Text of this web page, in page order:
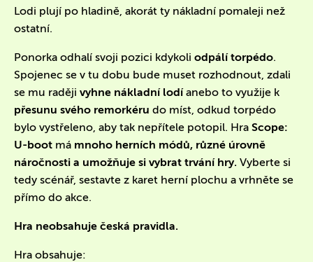
Lodi plují po hladině, akorát ty nákladní pomaleji než
ostatní.
Ponorka odhalí svoji pozici kdykoli odpálí torpédo.
Spojenec se v tu dobu bude muset rozhodnout, zdali
se mu raději vyhne nákladní lodíanebo to využije k
přesunu svého remorkéru do míst, odkud torpédo
bylo vystřeleno, aby tak nepřítele potopil. Hra Scope:
U-boot má mnoho herních módů, různé úrovně
náročnosti a umožňuje si vybrat trvání hry. Vyberte si
tedy scénář, sestavte z karet herní plochu a vrhněte se
přímo do akce.
Hra neobsahuje česká pravidla.
Hra obsahuje: